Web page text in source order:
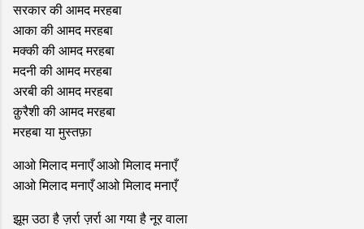
सरकार की आमद मरहबा
आका की आमद मरहबा
मक्की की आमद मरहबा
मदनी की आमद मरहबा
अरबी की आमद मरहबा
क़ुरैशी की आमद मरहबा
मरहबा या मुस्तफ़ा
आओ मिलाद मनाएँ आओ मिलाद मनाएँ
आओ मिलाद मनाएँ आओ मिलाद मनाएँ
झूम उठा है ज़र्रा ज़र्रा आ गया है नूर वाला